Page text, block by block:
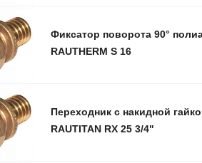
Фиксатор поворота 90°
RAUTHERM S 16
Переходник с накидной
RAUTITAN RX 25 3/4"